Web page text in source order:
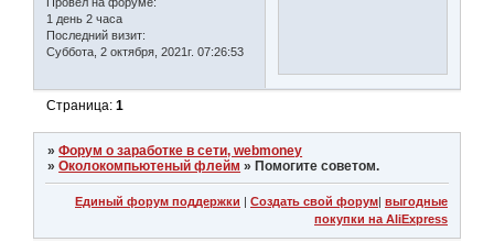
1 день 2 часа
Последний визит:
Суббота, 2 октября, 2021г. 07:26:53
Страница:1
»Форум о заработке в сети, webmoney
»Околокомпьютеный флейм » Помогите советом.
Единый форум поддержки | Создать свой форум| выгодные
покупки на AliExpress